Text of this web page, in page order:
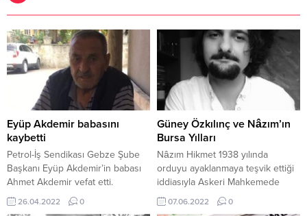
Eyüp Akdemir babasını
kaybetti
Petrol-İş Sendikası Gebze Şube
Başkanı Eyüp Akdemir’in babası
Ahmet Akdemir vefat etti.
Özdemir bugün (25 Nisan Salı)
Karamürsel’in Kızderbent
26.04.2022 0
Güney Özkılınç ve Nâzım’ın
Bursa Yılları
Nâzım Hikmet 1938 yılında
orduyu ayaklanmaya teşvik ettiği
iddiasıyla Askeri Mahkemede
yargılanarak on beş yıl,
İstanbul’da da donanmayı
07.06.2022 0